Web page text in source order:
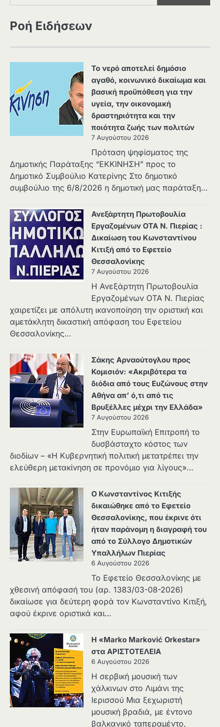
Ροή Ειδήσεων
Το νερό αποτελεί δημόσιο
αγαθό, κοινωνικό δικαίωμα και
βασική προϋπόθεση για την
υγεία, την οικονομική
δραστηριότητα και την
ποιότητα ζωής των πολιτών
7 Αυγούστου 2026
Πρόταση ψηφίσματος της
Δημοτικής Παράταξης “ΕΚΚΙΝΗΣΗ” προς το
Δημοτικό Συμβούλιο Κατερίνης Στο δημοτικό
συμβούλιο της 6/8/2026 η δημοτική μας παράταξη…
Ανεξάρτητη Πρωτοβουλία
Εργαζομένων ΟΤΑ Ν. Πιερίας :
Δικαίωση του Κωνσταντίνου
Κιτιξή από το Εφετείο
Θεσσαλονίκης
7 Αυγούστου 2026
Η Ανεξάρτητη Πρωτοβουλία
Εργαζομένων ΟΤΑ Ν. Πιερίας
χαιρετίζει με απόλυτη ικανοποίηση την οριστική και
αμετάκλητη δικαστική απόφαση του Εφετείου
Θεσσαλονίκης…
Σάκης Αρναούτογλου προς
Κομισιόν: «Ακριβότερα τα
διόδια από τους Ευζώνους στην
Αθήνα απ’ ό,τι από τις
Βρυξέλλες μέχρι την Ελλάδα»
7 Αυγούστου 2026
Στην Ευρωπαϊκή Επιτροπή το
δυσβάσταχτο κόστος των
διοδίων – «Η Κυβερνητική πολιτική μετατρέπει την
ελεύθερη μετακίνηση σε προνόμιο για λίγους»…
Ο Κωνσταντίνος Κιτιξής
δικαιώθηκε από το Εφετείο
Θεσσαλονίκης, που έκρινε ότι
ήταν παράνομη η διαγραφή του
από το Σύλλογο Δημοτικών
Υπαλλήλων Πιερίας
6 Αυγούστου 2026
Το Εφετείο Θεσσαλονίκης με
χθεσινή απόφασή του (αρ. 1383/03-08-2026)
δικαίωσε για δεύτερη φορά τον Κωνσταντίνο Κιτιξή,
αφού έκρινε οριστικά και…
Η «Marko Marković Orkestar»
στα ΑΡΙΣΤΟΤΕΛΕΙΑ
6 Αυγούστου 2026
Η σερβική μουσική των
χάλκινων στο Λιμάνι της
Ιερισσού Μια ξεχωριστή
μουσική βραδιά, με έντονο
βαλκανικό ταπεραμέντο,